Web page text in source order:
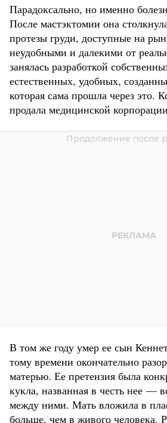
Парадоксально, но именно
После мастэктомии она
протезы груди, доступные на
неудобными и далекими от
занялась разработкой
естественных, удобных,
которая сама прошла через это.
продала медицинской
В том же году умер ее сын
тому времени окончательно
матерью. Ее претензия была
кукла, названная в честь нее —
между ними. Мать вложила в
больше, чем в живого человека.